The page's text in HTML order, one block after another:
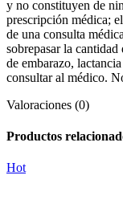
y no constituyen de
prescripción médica;
de una consulta
sobrepasar la
de embarazo,
consultar al médico.
Valoraciones (0)
Productos
Hot